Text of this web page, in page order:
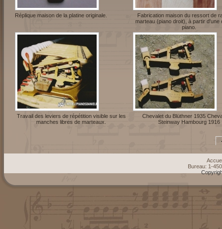
Réplique maison de la platine originale.
Fabrication maison du ressort de
marteau (piano droit), à partir d'une
piano.
Travail des leviers de répétition visible sur les
manches libres de marteaux.
Chevalet du Blüthner 1935
Steinway Hambourg 1916
Bureau: 1-